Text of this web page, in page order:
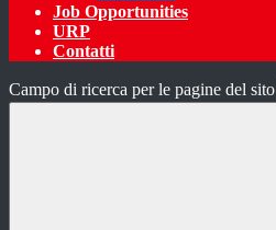
Job Opportunities
URP
Contatti
Campo di ricerca per le pagine del sito